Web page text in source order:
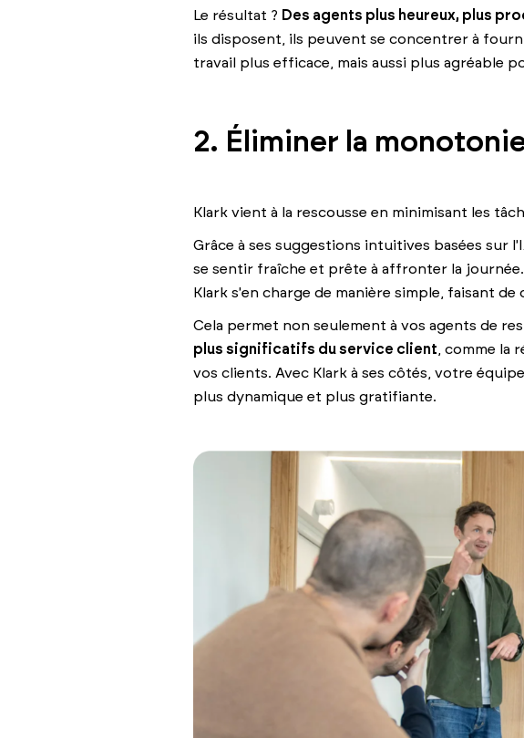
Le résultat ? Des agents plus heureux, plus
ils disposent, ils peuvent se concentrer à
travail plus efficace, mais aussi plus agréable
2. Éliminer la
Klark vient à la rescousse en minimisant les
Grâce à ses suggestions intuitives basées sur
se sentir fraîche et prête à affronter la
Klark s'en charge de manière simple, faisant
Cela permet non seulement à vos agents de
plus significatifs du service client , comme
vos clients. Avec Klark à ses côtés, votre
plus dynamique et plus gratifiante.